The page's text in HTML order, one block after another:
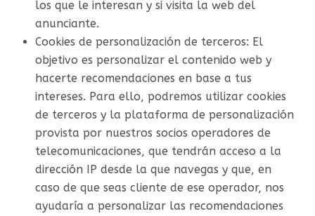
los que le interesan y si visita la web del
anunciante.
Cookies de personalización de terceros: El
objetivo es personalizar el contenido web y
hacerte recomendaciones en base a tus
intereses. Para ello, podremos utilizar cookies
de terceros y la plataforma de personalización
provista por nuestros socios operadores de
telecomunicaciones, que tendrán acceso a la
dirección IP desde la que navegas y que, en
caso de que seas cliente de ese operador, nos
ayudaría a personalizar las recomendaciones